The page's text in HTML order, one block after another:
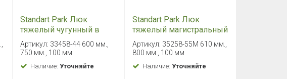
Standart Park Люк
тяжелый чугунный в
квадратном корпусе с
запорным устройством
Артикул: 33458-44 600 мм.,
750 мм., 100 мм
Наличие:Уточняйте
Standart Park Люк
тяжелый магистральный
чугунный с запорным
устройством с
прокладкой 800 мм
Артикул: 35258-55M 610 мм.,
800 мм., 100 мм
Наличие: Уточняйте